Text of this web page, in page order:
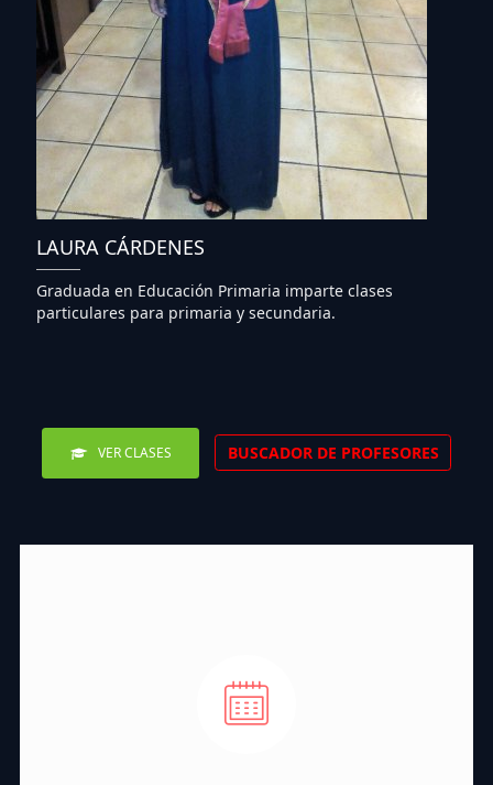
LAURA CÁRDENES
Graduada en Educación Primaria imparte clases
particulares para primaria y secundaria.
VER CLASES BUSCADOR DE PROFESORES